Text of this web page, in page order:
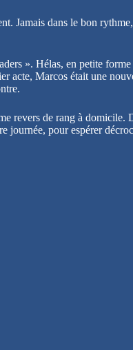
dans le bon
». Hélas, en petite
acte, Marcos était une
revers de rang à
pour espérer